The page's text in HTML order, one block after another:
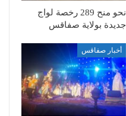
نحو منح 289 رخصة لواج
جديدة بولاية صفاقس
أخبار صفاقس